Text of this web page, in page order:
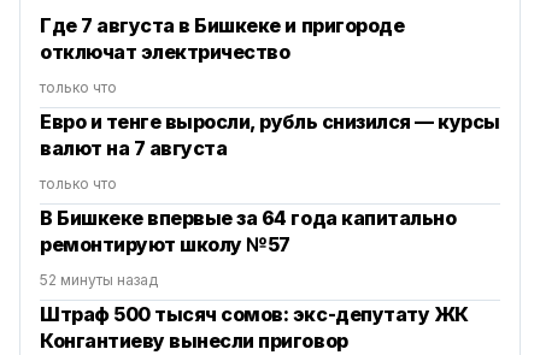
Где 7 августа в Бишкеке и пригороде
отключат электричество
только что
Евро и тенге выросли, рубль снизился — курсы
валют на 7 августа
только что
В Бишкеке впервые за 64 года капитально
ремонтируют школу №57
52 минуты назад
Штраф 500 тысяч сомов: экс-депутату ЖК
Конгантиеву вынесли приговор